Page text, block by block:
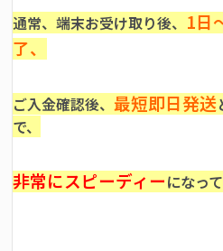
通常、端末お受け取り後、 1日
了、
ご入金確認後、最短即日発送
で、
非常にスピーディーになっ